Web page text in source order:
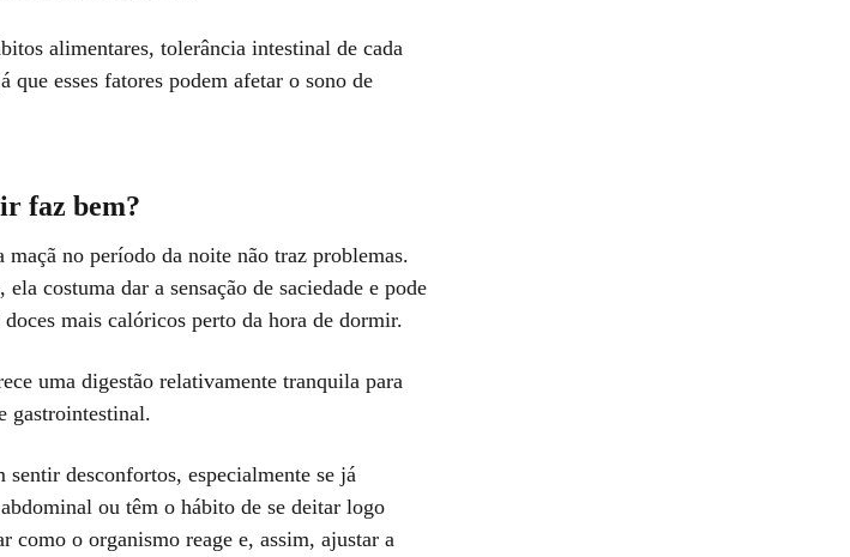
alimentares, tolerância intestinal de cada
esses fatores podem afetar o sono de
faz bem?
no período da noite não traz problemas.
costuma dar a sensação de saciedade e pode
mais calóricos perto da hora de dormir.
uma digestão relativamente tranquila para
gastrointestinal.
desconfortos, especialmente se já
ou têm o hábito de se deitar logo
como o organismo reage e, assim, ajustar a